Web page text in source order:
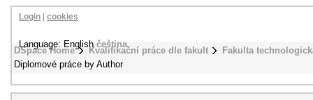
DSpace Home Kvalifikační práce dle fakult
Fakulta
Diplomové práce by Author
Login cookies
Language: Englishčeština